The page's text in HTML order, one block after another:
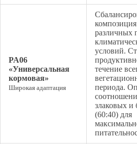
PA06
«Универсальная
кормовая»
Широкая адаптация
различных
условий.
течение
периода.
злаковых и
(60:40) для